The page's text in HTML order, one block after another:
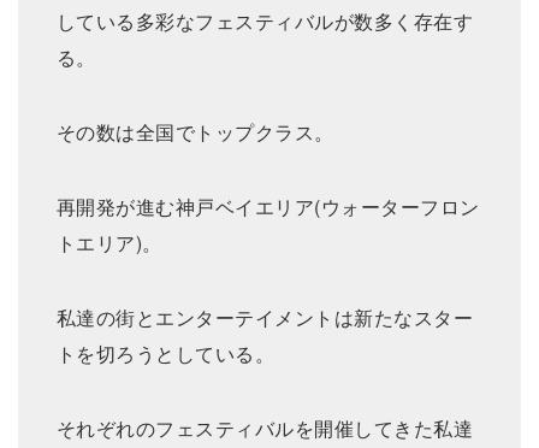
している多彩なフェスティバルが数多く存在す
る。
その数は全国でトップクラス。
再開発が進む神戸ベイエリア(ウォーターフロン
トエリア)。
私達の街とエンターテイメントは新たなスター
トを切ろうとしている。
それぞれのフェスティバルを開催してきた私達